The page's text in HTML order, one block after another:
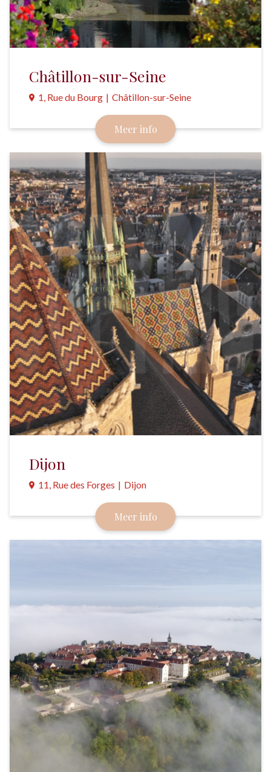
Châtillon-sur-Seine
1, Rue du Bourg | Châtillon-sur-Seine
Dit rustige oude stadje is het hart van de
Châtillonnais. Al in de 6e eeuw voor Christus was
hier een cultusplek.
Meer info
Dijon
11, Rue des Forges | Dijon
Hoofdstad van Bourgondië. De kunstminnende
hertogen van Bourgondië hebben Dijon z'n pracht
Meer info